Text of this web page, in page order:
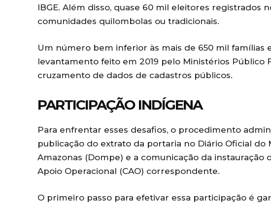
IBGE. Além disso, quase 60 mil eleitores registrados
comunidades quilombolas ou tradicionais.
Um número bem inferior às mais de 650 mil famílias
levantamento feito em 2019 pelo Ministérios Público
cruzamento de dados de cadastros públicos.
PARTICIPAÇÃO INDÍGENA
Para enfrentar esses desafios, o procedimento
publicação do extrato da portaria no Diário Oficial do
Amazonas (Dompe) e a comunicação da
Apoio Operacional (CAO) correspondente.
O primeiro passo para efetivar essa participação é